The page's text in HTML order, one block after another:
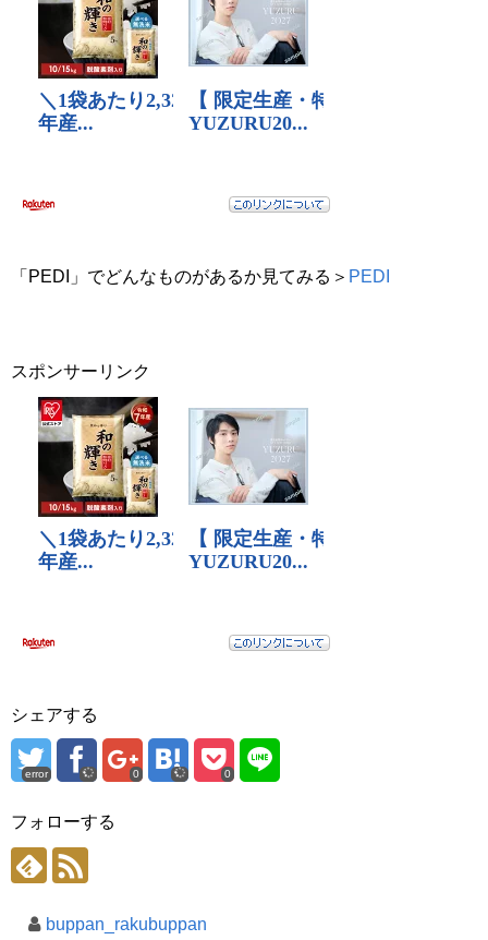
「PEDI」でどんなものがあるか見てみる＞ PEDI
スポンサーリンク
シェアする
error 0 0
フォローする
buppan_rakubuppan